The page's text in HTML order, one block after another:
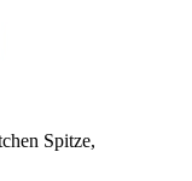
Spitze,